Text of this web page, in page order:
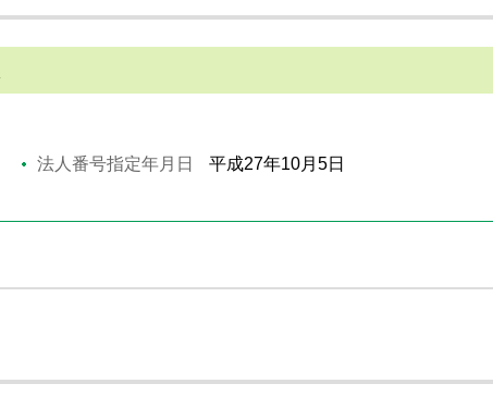
法人番号指定年月日 平成27年10月5日